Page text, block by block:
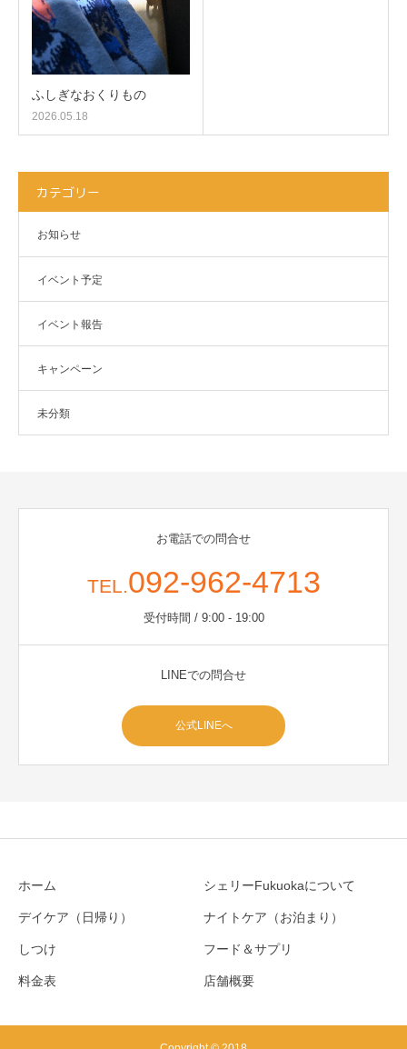
ふしぎなおくりもの
2026.05.18
カテゴリー
お知らせ
イベント予定
イベント報告
キャンペーン
未分類
お電話での問合せ
TEL.092-962-4713
受付時間 / 9:00 - 19:00
LINEでの問合せ
公式LINEへ
ホーム シェリーFukuokaについて
デイケア（日帰り） ナイトケア（お泊まり）
しつけ フード＆サプリ
料金表 店舗概要